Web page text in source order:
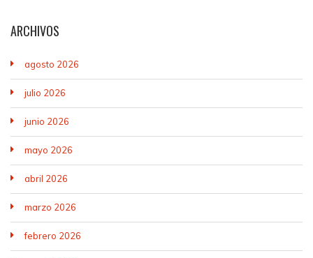
ARCHIVOS
agosto 2026
julio 2026
junio 2026
mayo 2026
abril 2026
marzo 2026
febrero 2026